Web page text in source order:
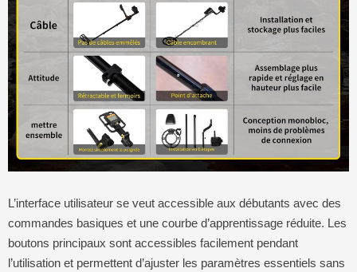
L’interface utilisateur se veut accessible aux débutants avec des
commandes basiques et une courbe d’apprentissage réduite. Les
boutons principaux sont accessibles facilement pendant
l’utilisation et permettent d’ajuster les paramètres essentiels sans